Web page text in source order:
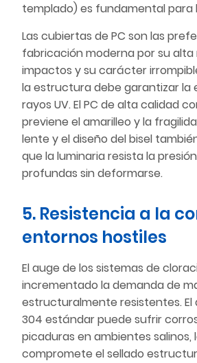
templado) es fundamental para
Las cubiertas de PC son las
fabricación moderna por su alta
impactos y su carácter
la estructura debe garantizar la
rayos UV. El PC de alta calidad
previene el amarilleo y la
lente y el diseño del bisel
que la luminaria resista la
profundas sin deformarse.
5. Resistencia a la
entornos hostiles
El auge de los sistemas de
incrementado la demanda de
estructuralmente resistentes. El
304 estándar puede sufrir
picaduras en ambientes salinos,
compromete el sellado